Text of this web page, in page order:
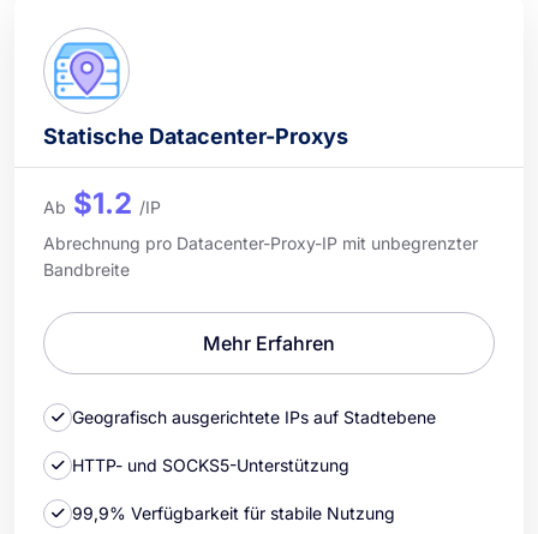
Statische Datacenter-Proxys
Ab $1.2 /IP
Abrechnung pro Datacenter-Proxy-IP mit unbegrenzter
Bandbreite
Mehr Erfahren
Geografisch ausgerichtete IPs auf Stadtebene
HTTP- und SOCKS5-Unterstützung
99,9% Verfügbarkeit für stabile Nutzung